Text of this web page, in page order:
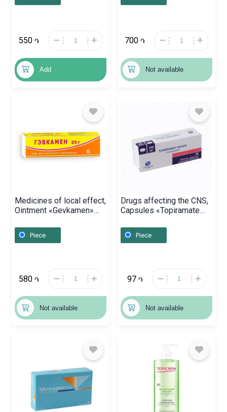
550 ֏
Add
700 ֏
Not available
Medicines of local effect,
Ointment «Gevkamen»
Piece
580 ֏
Not available
Drugs affecting the CNS,
Capsules «Topiramate
Ռուսաստան
Piece
97 ֏
Not available